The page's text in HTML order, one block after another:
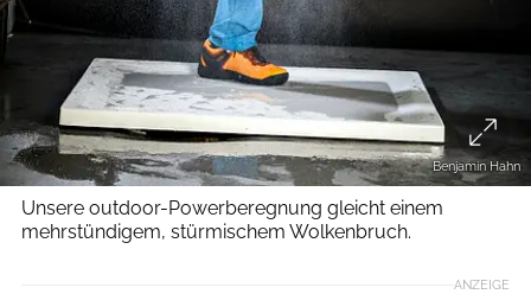
Benjamin Hahn
Unsere outdoor-Powerberegnung gleicht einem
mehrstündigem, stürmischem Wolkenbruch.
ANZEIGE